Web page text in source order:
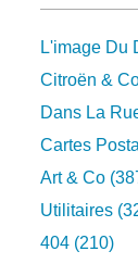
L'image Du
Citroën &
Dans La
Cartes
Art & Co
Utilitaires
404 (210)